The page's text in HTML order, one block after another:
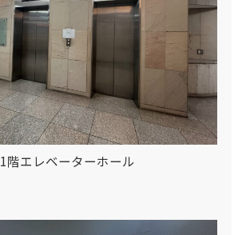
1階エレベーターホール